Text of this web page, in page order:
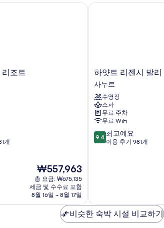
조트
개
현
재
요
금
₩557,963
₩557,963
총 요금: ₩675,135
세금 및 수수료 포함
8월 16일 ~ 8월 17일
하
얏
트
리
젠
시
발
리
사
하얏트 리젠시 발리
사누르
수영장
스파
무료 주차
무료 WiFi
10
점
고
예
요,
9.4 최고예요
이용 후기 981개
하얏트 리젠시 발리
비슷한 숙박 시설 비교하기